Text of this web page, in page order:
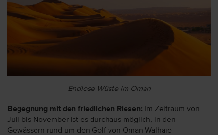
Endlose Wüste im Oman
Begegnung mit den friedlichen Riesen: Im Zeitraum von
Juli bis November ist es durchaus möglich, in den
Gewässern rund um den Golf von Oman Walhaie